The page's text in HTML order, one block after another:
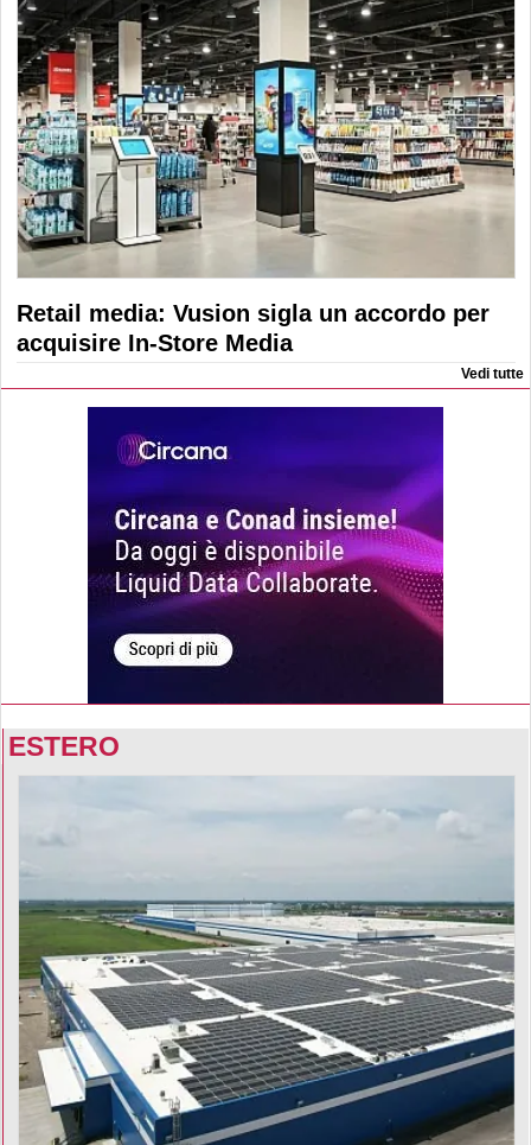
Retail media: Vusion sigla un accordo per
acquisire In-Store Media
Vedi tutte
ESTERO